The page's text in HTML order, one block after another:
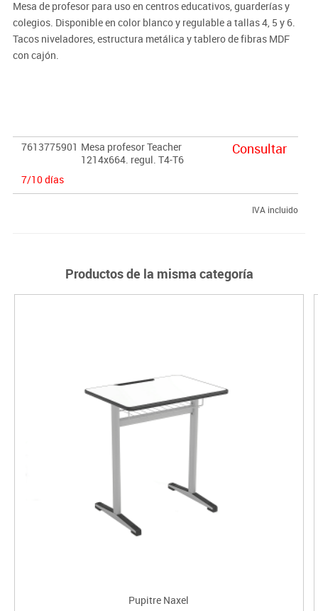
Mesa de profesor para uso en centros educativos, guarderías y
colegios. Disponible en color blanco y regulable a tallas 4, 5 y 6.
Tacos niveladores, estructura metálica y tablero de fibras MDF
con cajón.
7613775901 Mesa profesor Teacher
1214x664. regul. T4-T6
7/10 días
Consultar
IVA incluido
Productos de la misma categoría
Pupitre Naxel